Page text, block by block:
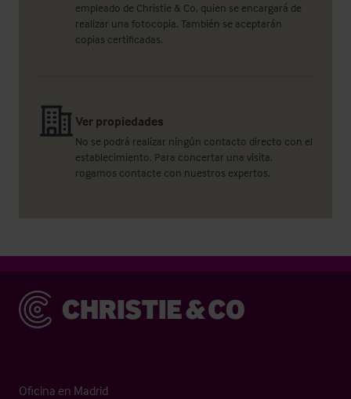
empleado de Christie & Co, quien se encargará de
realizar una fotocopia. También se aceptarán
copias certificadas.
Ver propiedades
No se podrá realizar ningún contacto directo con el
establecimiento. Para concertar una visita,
rogamos contacte con nuestros expertos.
Christie & Co
Oficina en Madrid